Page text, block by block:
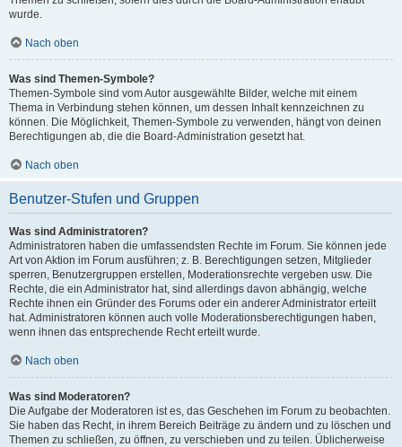
wurde.
Nach oben
Was sind Themen-Symbole?
Themen-Symbole sind vom Autor ausgewählte Bilder, welche mit einem
Thema in Verbindung stehen können, um dessen Inhalt kennzeichnen zu
können. Die Möglichkeit, Themen-Symbole zu verwenden, hängt von deinen
Berechtigungen ab, die die Board-Administration gesetzt hat.
Nach oben
Benutzer-Stufen und Gruppen
Was sind Administratoren?
Administratoren haben die umfassendsten Rechte im Forum. Sie können jede
Art von Aktion im Forum ausführen; z. B. Berechtigungen setzen, Mitglieder
sperren, Benutzergruppen erstellen, Moderationsrechte vergeben usw. Die
Rechte, die ein Administrator hat, sind allerdings davon abhängig, welche
Rechte ihnen ein Gründer des Forums oder ein anderer Administrator erteilt
hat. Administratoren können auch volle Moderationsberechtigungen haben,
wenn ihnen das entsprechende Recht erteilt wurde.
Nach oben
Was sind Moderatoren?
Die Aufgabe der Moderatoren ist es, das Geschehen im Forum zu beobachten.
Sie haben das Recht, in ihrem Bereich Beiträge zu ändern und zu löschen und
Themen zu schließen, zu öffnen, zu verschieben und zu teilen. Üblicherweise